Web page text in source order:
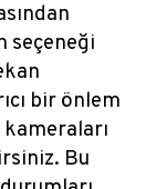
seçeneği
bir önlem
Bu